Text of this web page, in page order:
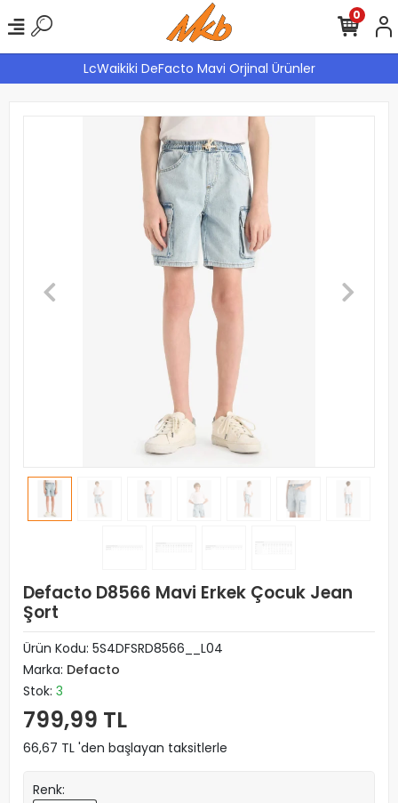
LcWaikiki DeFacto Mavi Orjinal Ürünler
0
Defacto D8566 Mavi Erkek Çocuk Jean
Şort
Ürün Kodu: 5S4DFSRD8566__L04
Marka: Defacto
Stok: 3
799,99 TL
66,67 TL 'den başlayan taksitlerle
Renk: